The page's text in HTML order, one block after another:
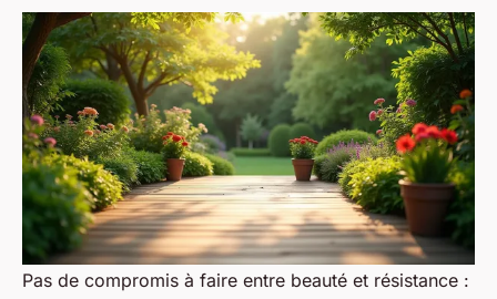
Pas de compromis à faire entre beauté et résistance :